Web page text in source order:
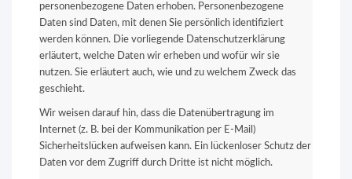
personenbezogene Daten erhoben. Personenbezogene
Daten sind Daten, mit denen Sie persönlich identifiziert
werden können. Die vorliegende Datenschutzerklärung
erläutert, welche Daten wir erheben und wofür wir sie
nutzen. Sie erläutert auch, wie und zu welchem Zweck das
geschieht.
Wir weisen darauf hin, dass die Datenübertragung im
Internet (z. B. bei der Kommunikation per E-Mail)
Sicherheitslücken aufweisen kann. Ein lückenloser Schutz der
Daten vor dem Zugriff durch Dritte ist nicht möglich.